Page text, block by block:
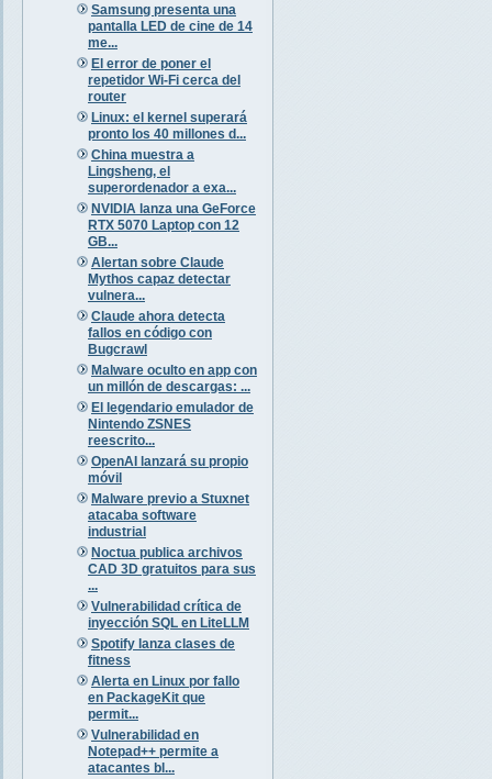
Samsung presenta una
pantalla LED de cine de 14
me...
El error de poner el
repetidor Wi-Fi cerca del
router
Linux: el kernel superará
pronto los 40 millones d...
China muestra a
Lingsheng, el
superordenador a exa...
NVIDIA lanza una GeForce
RTX 5070 Laptop con 12
GB...
Alertan sobre Claude
Mythos capaz detectar
vulnera...
Claude ahora detecta
fallos en código con
Bugcrawl
Malware oculto en app con
un millón de descargas: ...
El legendario emulador de
Nintendo ZSNES
reescrito...
OpenAI lanzará su propio
móvil
Malware previo a Stuxnet
atacaba software
industrial
Noctua publica archivos
CAD 3D gratuitos para sus
...
Vulnerabilidad crítica de
inyección SQL en LiteLLM
Spotify lanza clases de
fitness
Alerta en Linux por fallo
en PackageKit que
permit...
Vulnerabilidad en
Notepad++ permite a
atacantes bl...